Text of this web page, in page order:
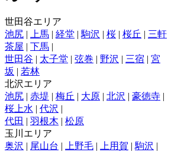
世田谷エリア
池尻 | 上馬 | 経堂 | 駒沢 | 桜 | 桜丘 | 三軒
茶屋 | 下馬 |
世田谷 | 太子堂 | 弦巻 | 野沢 | 三宿 | 宮
坂 | 若林
北沢エリア
池尻 | 赤堤 | 梅丘 | 大原 | 北沢 | 豪徳寺 |
桜上水 | 代沢 |
代田 | 羽根木 | 松原
玉川エリア
奥沢 | 尾山台 | 上野毛 | 上用賀 | 駒沢 |